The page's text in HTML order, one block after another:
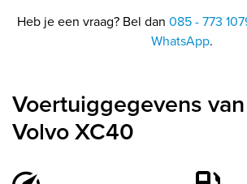
Heb je een vraag? Bel dan 085 - 773
WhatsApp.
Voertuiggegevens
Volvo XC40